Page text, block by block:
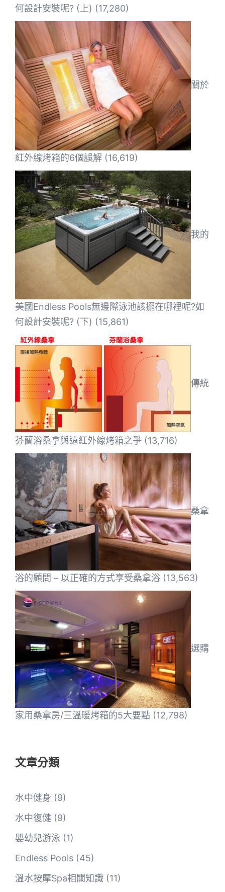
何設計安裝呢? (上) (17,280)
關於
紅外線烤箱的6個誤解 (16,619)
我的
美國Endless Pools無邊際泳池該擺在哪裡呢?如
何設計安裝呢? (下) (15,861)
傳統
芬蘭浴桑拿與遠紅外線烤箱之爭 (13,716)
桑拿
浴的顧問 – 以正確的方式享受桑拿浴 (13,563)
選購
家用桑拿房/三溫暖烤箱的5大要點 (12,798)
文章分類
水中健身 (9)
水中復健 (9)
嬰幼兒游泳 (1)
Endless Pools (45)
溫水按摩Spa相關知識 (11)